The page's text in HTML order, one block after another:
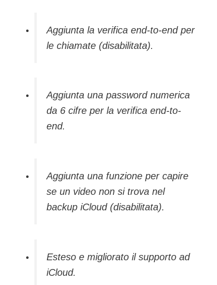
Aggiunta la verifica end-to-end per
le chiamate (disabilitata).
Aggiunta una password numerica
da 6 cifre per la verifica end-to-
end.
Aggiunta una funzione per capire
se un video non si trova nel
backup iCloud (disabilitata).
Esteso e migliorato il supporto ad
iCloud.